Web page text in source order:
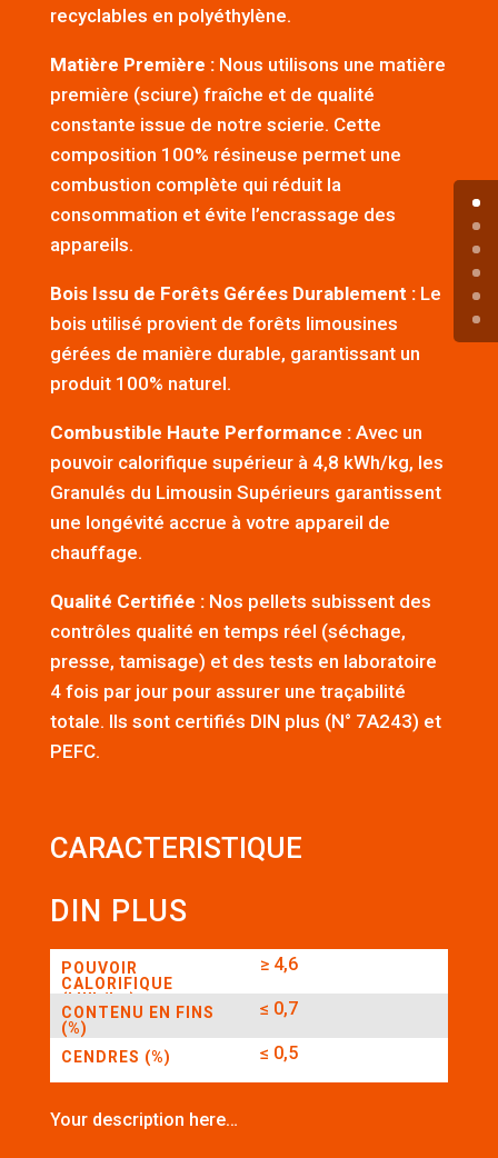
recyclables en polyéthylène.
Matière Première :Nous utilisons une matière
première (sciure) fraîche et de qualité
constante issue de notre scierie. Cette
composition 100% résineuse permet une
combustion complète qui réduit la
consommation et évite l’encrassage des
appareils.
Bois Issu de Forêts Gérées Durablement :Le
bois utilisé provient de forêts limousines
gérées de manière durable, garantissant un
produit 100% naturel.
Combustible Haute Performance :Avec un
pouvoir calorifique supérieur à 4,8 kWh/kg, les
Granulés du Limousin Supérieurs garantissent
une longévité accrue à votre appareil de
chauffage.
Qualité Certifiée :Nos pellets subissent des
contrôles qualité en temps réel (séchage,
presse, tamisage) et des tests en laboratoire
4 fois par jour pour assurer une traçabilité
totale. Ils sont certifiés DIN plus (N° 7A243) et
PEFC.
CARACTERISTIQUE
DIN PLUS
POUVOIR
CALORIFIQUE
(kWh/kg)
CONTENU EN FINS
(%)
CENDRES (%)
≥ 4,6
≤ 0,7
≤ 0,5
Your description here…